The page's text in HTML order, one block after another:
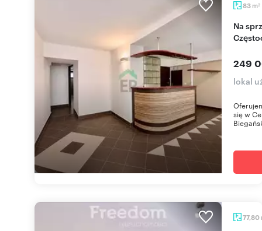
83 m2
Na sprzedaż przestronny lokal 83 m² w centrum
249
lokal
się w
77,80